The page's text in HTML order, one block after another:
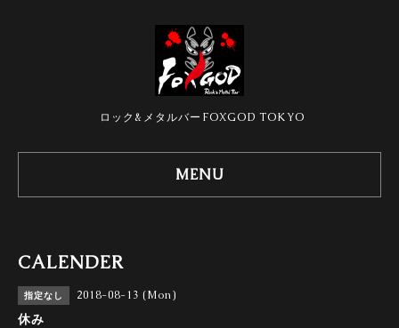
ロック&メタルバーFOXGOD TOKYO
MENU
CALENDER
指定なし 2018-08-13 (Mon)
休み